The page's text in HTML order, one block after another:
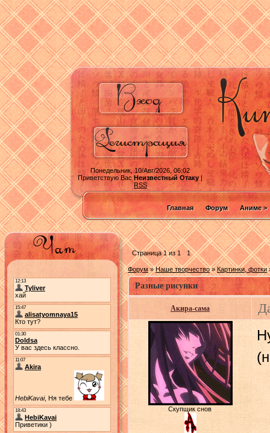
Понедельник, 10/Авг/2026, 06:02
Приветствую ВасНеизвестный Отаку|
RSS
Главная Форум Аниме >
Страница1из1 1
Форум » Наше творчество » Картинки, фотки
Разные рисунки
Акира-сама
Скупщик снов